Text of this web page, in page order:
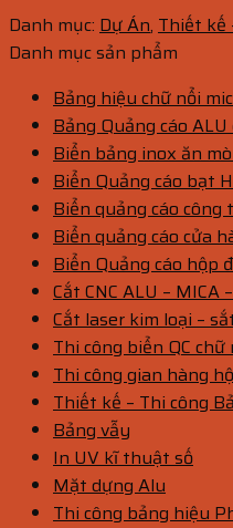
Danh mục: Dự Án, Thiết kế
Danh mục sản phẩm
Bảng hiệu chữ nổi
Bảng Quảng cáo
Biển bảng inox ăn
Biển Quảng cáo bạt
Biển quảng cáo công
Biển quảng cáo cửa
Biển Quảng cáo hộp
Cắt CNC ALU – MICA
Cắt laser kim loại –
Thi công biển QC
Thi công gian hàng
Thiết kế – Thi công
Bảng vẫy
In UV kĩ thuật số
Mặt dựng Alu
Thi công bảng hiệu